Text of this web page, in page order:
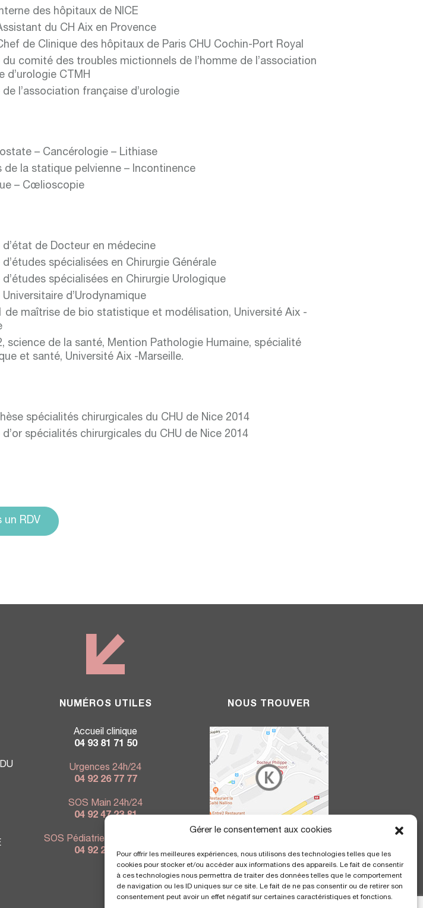
Gérer le consentement aux cookies
Pour offrir les meilleures expériences, nous utilisons des technologies telles que les
cookies pour stocker et/ou accéder aux informations des appareils. Le fait de consentir
à ces technologies nous permettra de traiter des données telles que le comportement
de navigation ou les ID uniques sur ce site. Le fait de ne pas consentir ou de retirer son
consentement peut avoir un effet négatif sur certaines caractéristiques et fonctions.
des hôpitaux de NICE
du CH Aix en Provence
de Clinique des hôpitaux de Paris CHU Cochin-Port Royal
du comité des troubles mictionnels de l’homme de l’association
d’urologie CTMH
l’association française d’urologie
– Cancérologie – Lithiase
de la statique pelvienne – Incontinence
– Cœlioscopie
d’état de Docteur en médecine
spécialisées en Chirurgie Générale
d’études spécialisées en Chirurgie Urologique
d’Urodynamique
de maîtrise de bio statistique et modélisation, Université Aix -
science de la santé, Mention Pathologie Humaine, spécialité
et santé, Université Aix -Marseille.
spécialités chirurgicales du CHU de Nice 2014
d’or spécialités chirurgicales du CHU de Nice 2014
un RDV
NUMÉROS UTILES
Accueil clinique
04 93 81 71 50
Urgences 24h/24
04 92 26 77 77
SOS Main 24h/24
04 92 47 23 81
SOS Pédiatrie 7j/7 - 9h à 20h
04 92 26 76 80
NOUS TROUVER
2 avenue de Rimiez
06105 Nice Cedex 2